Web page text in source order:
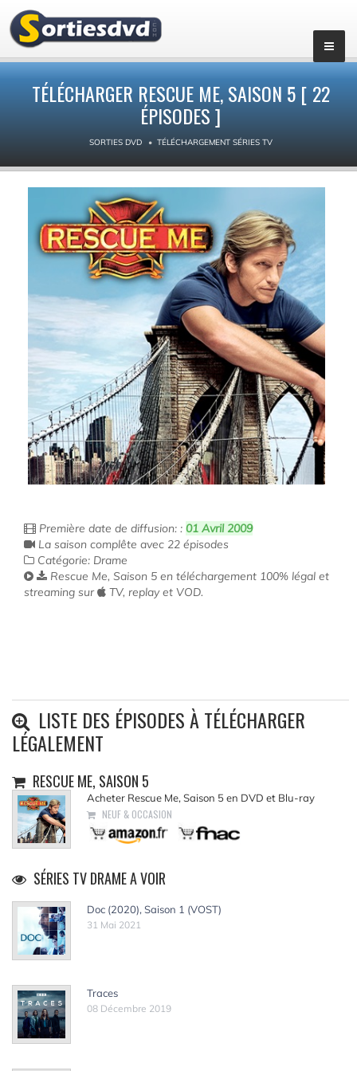
TÉLÉCHARGER RESCUE ME, SAISON 5 [ 22
ÉPISODES ]
SORTIES DVD TÉLÉCHARGEMENT SÉRIES TV
Première date de diffusion: : 01 Avril 2009
La saison complête avec 22 épisodes
Catégorie: Drame
Rescue Me, Saison 5 en téléchargement 100% légal et
streaming sur
TV, replay et VOD.
LISTE DES ÉPISODES À TÉLÉCHARGER
LÉGALEMENT
RESCUE ME, SAISON 5
Acheter Rescue Me, Saison 5 en DVD et Blu-ray
NEUF & OCCASION
SÉRIES TV DRAME A VOIR
Doc (2020), Saison 1 (VOST)
31 Mai 2021
Traces
08 Décembre 2019